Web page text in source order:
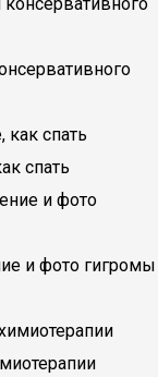
спать
и фото гигромы